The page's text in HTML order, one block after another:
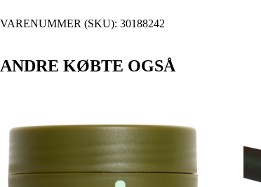
VARENUMMER (SKU): 30188242
ANDRE KØBTE OGSÅ